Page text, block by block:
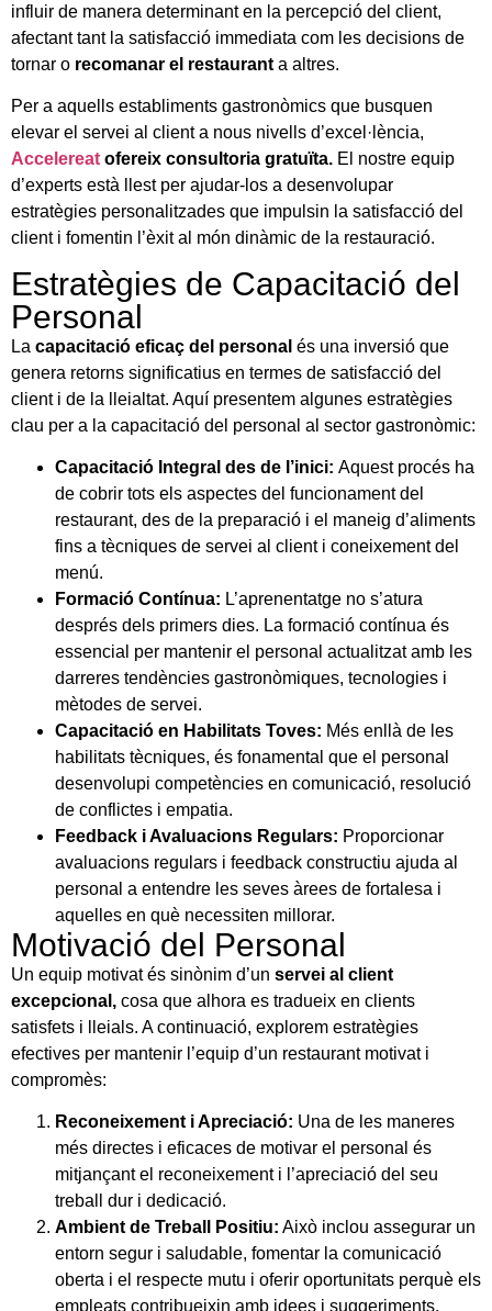
influir de manera determinant en la percepció del client,
afectant tant la satisfacció immediata com les decisions de
tornar o recomanar el restaurant a altres.
Per a aquells establiments gastronòmics que busquen
elevar el servei al client a nous nivells d’excel·lència,
Accelereat ofereix consultoria gratuïta. El nostre equip
d’experts està llest per ajudar-los a desenvolupar
estratègies personalitzades que impulsin la satisfacció del
client i fomentin l’èxit al món dinàmic de la restauració.
Estratègies de Capacitació del
Personal
La capacitació eficaç del personal és una inversió que
genera retorns significatius en termes de satisfacció del
client i de la lleialtat. Aquí presentem algunes estratègies
clau per a la capacitació del personal al sector gastronòmic:
Capacitació Integral des de l’inici: Aquest procés ha
de cobrir tots els aspectes del funcionament del
restaurant, des de la preparació i el maneig d’aliments
fins a tècniques de servei al client i coneixement del
menú.
Formació Contínua: L’aprenentatge no s’atura
després dels primers dies. La formació contínua és
essencial per mantenir el personal actualitzat amb les
darreres tendències gastronòmiques, tecnologies i
mètodes de servei.
Capacitació en Habilitats Toves: Més enllà de les
habilitats tècniques, és fonamental que el personal
desenvolupi competències en comunicació, resolució
de conflictes i empatia.
Feedback i Avaluacions Regulars: Proporcionar
avaluacions regulars i feedback constructiu ajuda al
personal a entendre les seves àrees de fortalesa i
aquelles en què necessiten millorar.
Motivació del Personal
Un equip motivat és sinònim d’un servei al client
excepcional, cosa que alhora es tradueix en clients
satisfets i lleials. A continuació, explorem estratègies
efectives per mantenir l’equip d’un restaurant motivat i
compromès:
Reconeixement i Apreciació: Una de les maneres
més directes i eficaces de motivar el personal és
mitjançant el reconeixement i l’apreciació del seu
treball dur i dedicació.
Ambient de Treball Positiu: Això inclou assegurar un
entorn segur i saludable, fomentar la comunicació
oberta i el respecte mutu i oferir oportunitats perquè els
empleats contribueixin amb idees i suggeriments.